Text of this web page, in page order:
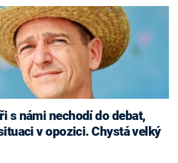
s námi nechodí do debat,
v opozici. Chystá velký